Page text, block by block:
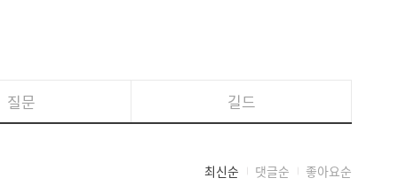
질문 길드
최신순 댓글순 좋아요순